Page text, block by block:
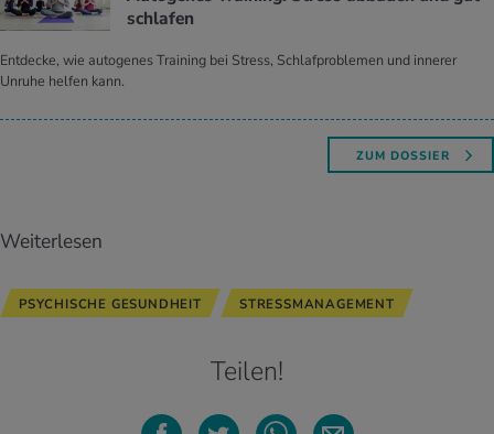
schla­fen
Entdecke, wie autogenes Training bei Stress, Schlafproblemen und innerer
Unruhe helfen kann.
ZUM DOSSIER
Weiterlesen
PSYCHISCHE GESUNDHEIT STRESSMANAGEMENT
Teilen!